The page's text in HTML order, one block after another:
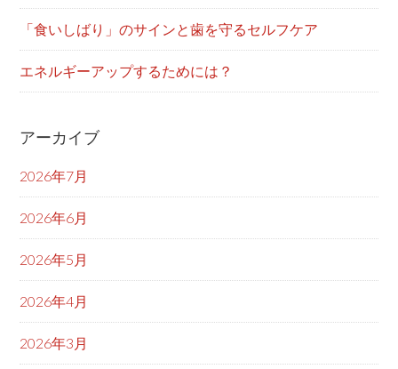
「食いしばり」のサインと歯を守るセルフケア
エネルギーアップするためには？
アーカイブ
2026年7月
2026年6月
2026年5月
2026年4月
2026年3月